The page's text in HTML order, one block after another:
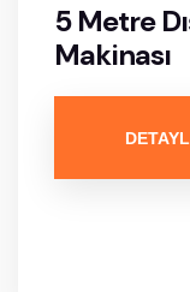
5 Metre
Makinası